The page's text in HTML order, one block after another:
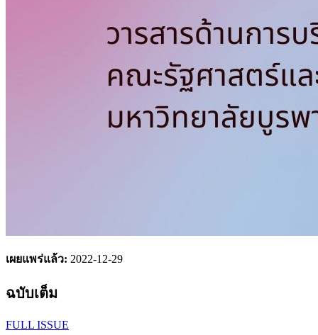
เผยแพร่แล้ว: 2022-12-29
ฉบับเต็ม
FULL ISSUE